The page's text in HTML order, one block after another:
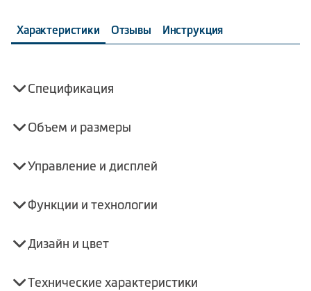
Характеристики Отзывы Инструкция
Спецификация
Объем и размеры
Управление и дисплей
Функции и технологии
Дизайн и цвет
Технические характеристики